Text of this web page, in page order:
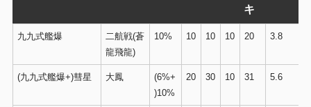
キ
九九式艦爆
二航戦(蒼
龍飛龍)
10% 10 10 10 20 3.8
(九九式艦爆+)彗星 大鳳
(6%+
)10%
20 30 10 31 5.6